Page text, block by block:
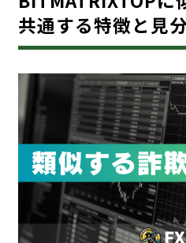
共通する特徴と見